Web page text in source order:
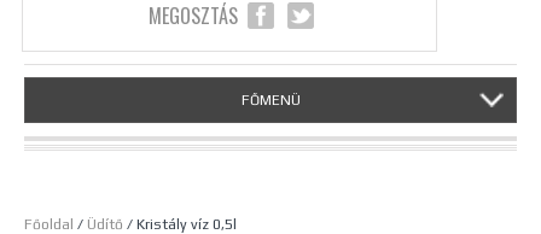
MEGOSZTÁS
FŐMENÜ
Főoldal / Üdítő / Kristály víz 0,5l